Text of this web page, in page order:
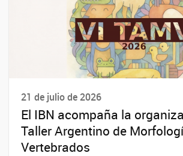
21 de julio de 2026
El IBN acompaña la
Taller Argentino de
Vertebrados